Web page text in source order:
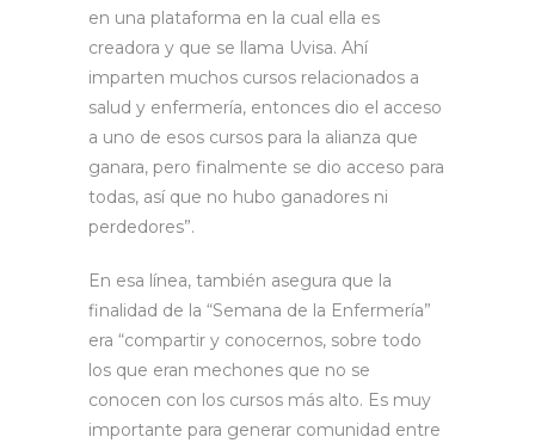
en una plataforma en la cual ella es
creadora y que se llama Uvisa. Ahí
imparten muchos cursos relacionados a
salud y enfermería, entonces dio el acceso
a uno de esos cursos para la alianza que
ganara, pero finalmente se dio acceso para
todas, así que no hubo ganadores ni
perdedores”.
En esa línea, también asegura que la
finalidad de la “Semana de la Enfermería”
era “compartir y conocernos, sobre todo
los que eran mechones que no se
conocen con los cursos más alto. Es muy
importante para generar comunidad entre